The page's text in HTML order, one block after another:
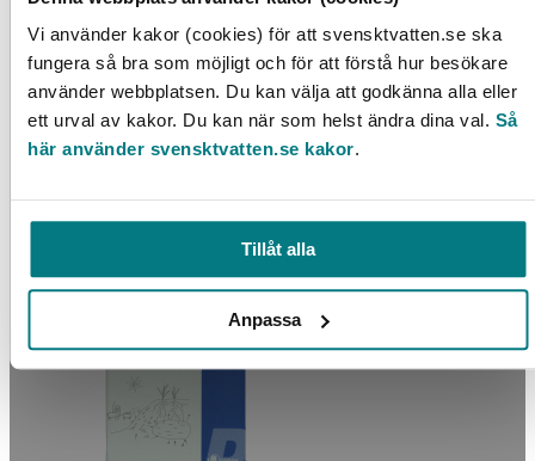
Vi använder kakor (cookies) för att svensktvatten.se ska
fungera så bra som möjligt och för att förstå hur besökare
använder webbplatsen. Du kan välja att godkänna alla eller
ett urval av kakor. Du kan när som helst ändra dina val. Så
här använder svensktvatten.se kakor.
Tillåt alla
Anpassa